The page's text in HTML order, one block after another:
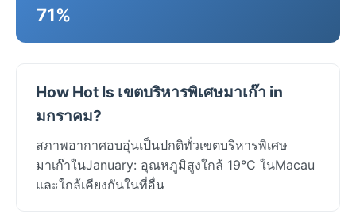
71%
How Hot Is เขตบริหารพิเศษมาเก๊า in
มกราคม?
สภาพอากาศอบอุ่นเป็นปกติทั่วเขตบริหารพิเศษ
มาเก๊าในJanuary: อุณหภูมิสูงใกล้ 19°C ในMacau
และใกล้เคียงกันในที่อื่น